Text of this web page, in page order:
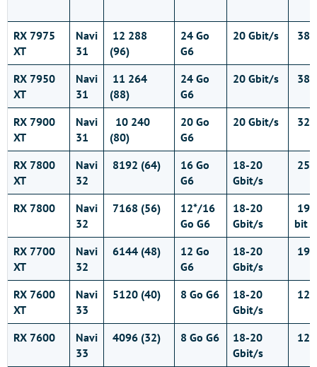
RX 7975
XT
Navi
31
12 288
(96)
24 Go
G6
20 Gbit/s
RX 7950
XT
Navi
31
11 264
(88)
24 Go
G6
20 Gbit/s
RX 7900
XT
Navi
31
10 240
(80)
20 Go
G6
20 Gbit/s
RX 7800
XT
Navi
32
8192 (64)
16 Go
G6
18-20
Gbit/s
RX 7800
Navi
32
7168 (56)
12*/16
Go G6
18-20
Gbit/s
bit
RX 7700
XT
Navi
32
6144 (48)
12 Go
G6
18-20
Gbit/s
RX 7600
XT
Navi
33
5120 (40) 8 Go G6
18-20
Gbit/s
RX 7600
Navi
33
4096 (32) 8 Go G6
18-20
Gbit/s